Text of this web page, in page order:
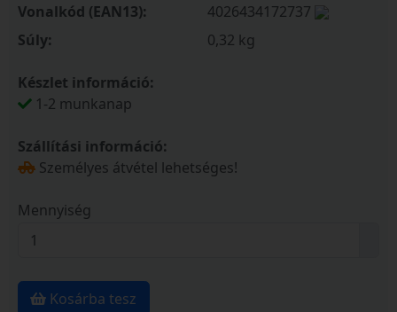
Vonalkód (EAN13):
4026434172737
Súly:
0,32 kg
Készlet információ:
1-2 munkanap
Szállítási információ:
Személyes átvétel lehetséges!
Mennyiség
Kosárba tesz